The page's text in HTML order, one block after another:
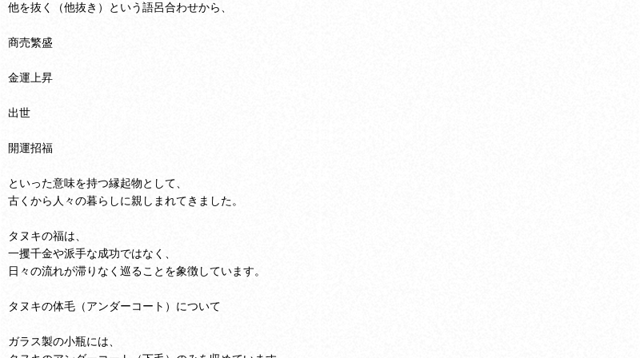
他を抜く（他抜き）という語呂合わせから、
商売繁盛
金運上昇
出世
開運招福
といった意味を持つ縁起物として、
古くから人々の暮らしに親しまれてきました。
タヌキの福は、
一攫千金や派手な成功ではなく、
日々の流れが滞りなく巡ることを象徴しています。
タヌキの体毛（アンダーコート）について
ガラス製の小瓶には、